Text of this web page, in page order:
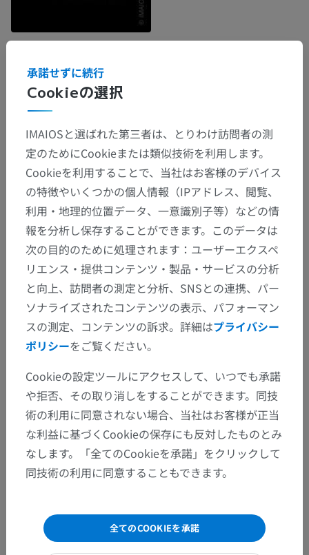
解剖学的階層
人体解剖学1
系統解剖> リンパ系> 二次性リンパ性器官 >
リンパ節> 下肢のリンパ節> 膝窩リンパ節
下位構造：
膝窩リンパ節 - 浅膝窩リンパ節
深膝窩リンパ節
動物の比較解剖学
翻訳
修正や翻訳、内容の改善の提案がありましたらどう
ぞお知らせください。
Cookieの選択
承諾せずに続行
IMAIOSと選ばれた第三者は、とりわけ訪問者の測
定のためにCookieまたは類似技術を利用します。
Cookieを利用することで、当社はお客様のデバイス
の特徴やいくつかの個人情報（IPアドレス、閲覧、
利用・地理的位置データ、一意識別子等）などの情
報を分析し保存することができます。このデータは
次の目的のために処理されます：ユーザーエクスペ
リエンス・提供コンテンツ・製品・サービスの分析
と向上、訪問者の測定と分析、SNSとの連携、パー
ソナライズされたコンテンツの表示、パフォーマン
スの測定、コンテンツの訴求。詳細はプライバシー
ポリシーをご覧ください。
Cookieの設定ツールにアクセスして、いつでも承諾
や拒否、その取り消しをすることができます。同技
術の利用に同意されない場合、当社はお客様が正当
な利益に基づくCookieの保存にも反対したものとみ
なします。「全てのCookieを承諾」をクリックして
同技術の利用に同意することもできます。
全てのCOOKIEを承諾